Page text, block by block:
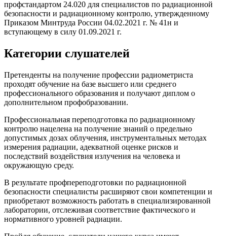
профстандартом 24.020 для специалистов по радиационной
безопасности и радиационному контролю, утвержденному
Приказом Минтруда России 04.02.2021 г. № 41н и
вступающему в силу 01.09.2021 г.
Категории слушателей
Претенденты на получение профессии радиометриста
проходят обучение на базе высшего или среднего
профессионального образования и получают диплом о
дополнительном профобразовании.
Профессиональная переподготовка по радиационному
контролю нацелена на получение знаний о предельно
допустимых дозах облучения, инструментальных методах
измерения радиации, адекватной оценке рисков и
последствий воздействия излучения на человека и
окружающую среду.
В результате профпереподготовки по радиационной
безопасности специалисты расширяют свои компетенции и
приобретают возможность работать в специализированной
лаборатории, отслеживая соответствие фактического и
нормативного уровней радиации.